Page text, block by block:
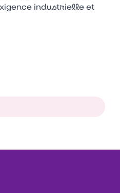
industrielle et